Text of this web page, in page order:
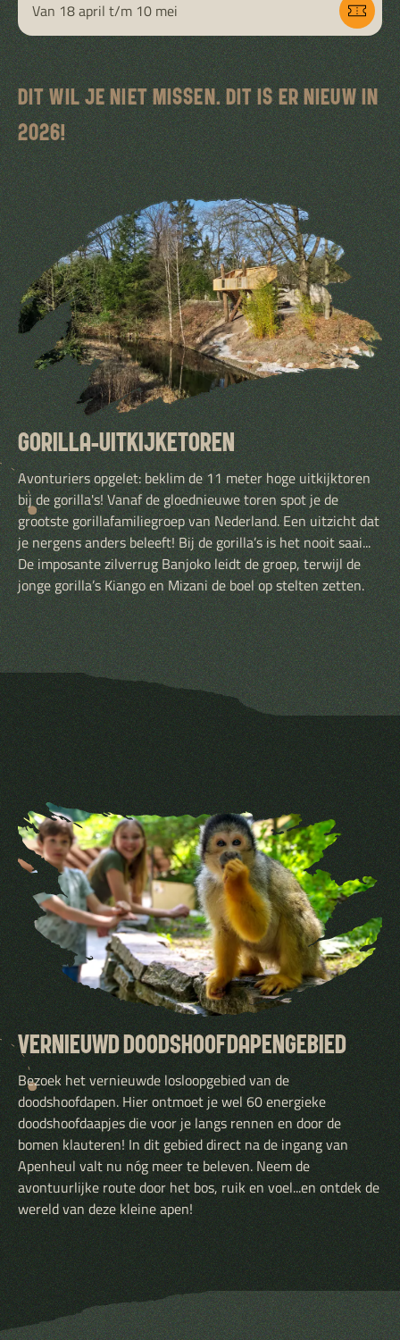
Van 18 april t/m 10 mei
DIT WIL JE NIET MISSEN. DIT IS ER NIEUW IN
2026!
GORILLA-UITKIJKETOREN
Avonturiers opgelet: beklim de 11 meter hoge uitkijktoren
bij de gorilla's! Vanaf de gloednieuwe toren spot je de
grootste gorillafamiliegroep van Nederland. Een uitzicht dat
je nergens anders beleeft! Bij de gorilla’s is het nooit saai...
De imposante zilverrug Banjoko leidt de groep, terwijl de
jonge gorilla’s Kiango en Mizani de boel op stelten zetten.
VERNIEUWD DOODSHOOFDAPENGEBIED
Bezoek het vernieuwde losloopgebied van de
doodshoofdapen. Hier ontmoet je wel 60 energieke
doodshoofdaapjes die voor je langs rennen en door de
bomen klauteren! In dit gebied direct na de ingang van
Apenheul valt nu nóg meer te beleven. Neem de
avontuurlijke route door het bos, ruik en voel...en ontdek de
wereld van deze kleine apen!